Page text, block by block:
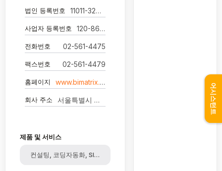
법인 등록번호 11011-3200360
사업자 등록번호 120-86-79936
전화번호 02-561-4475
팩스번호 02-561-4479
홈페이지 www.bimatrix.co.kr
회사 주소 서울특별시 강남구 선릉로 433, 신관 17층(역삼동)
제품 및 서비스
컨설팅, 코딩자동화, SI, 데이터
어시스턴트